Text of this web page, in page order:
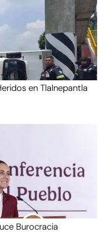
en Tlalnepantla
Burocracia